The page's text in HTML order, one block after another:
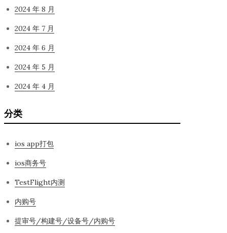
2024 年 8 月
2024 年 7 月
2024 年 6 月
2024 年 5 月
2024 年 4 月
分类
ios app打包
ios商务号
TestFlight内测
内购号
提审号/构建号/设备号/内购号